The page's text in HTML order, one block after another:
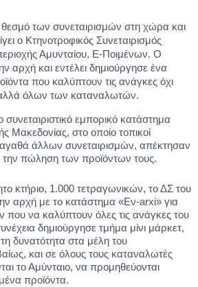
των συνεταιρισμών στη χώρα και
ο Κτηνοτροφικός Συνεταιρισμός
Αμυνταίου, Ε-Ποιμένων. Ο
αρχή και εντέλει δημιούργησε ένα
που καλύπτουν τις ανάγκες όχι
όλων των καταναλωτών.
συνεταιριστικό εμπορικό κατάστημα
Μακεδονίας, στο οποίο τοπικοί
άλλων συνεταιρισμών, απέκτησαν
την πώληση των προϊόντων τους.
κτήριο, 1.000 τετραγωνικών, το ΔΣ του
αρχή με το κατάστημα «Εν-arxi» για
να καλύπτουν όλες τις ανάγκες του
δημιούργησε τμήμα μίνι μάρκετ,
δυνατότητα στα μέλη του
και σε όλους τους καταναλωτές
το Αμύνταιο, να προμηθεύονται
προϊόντα.